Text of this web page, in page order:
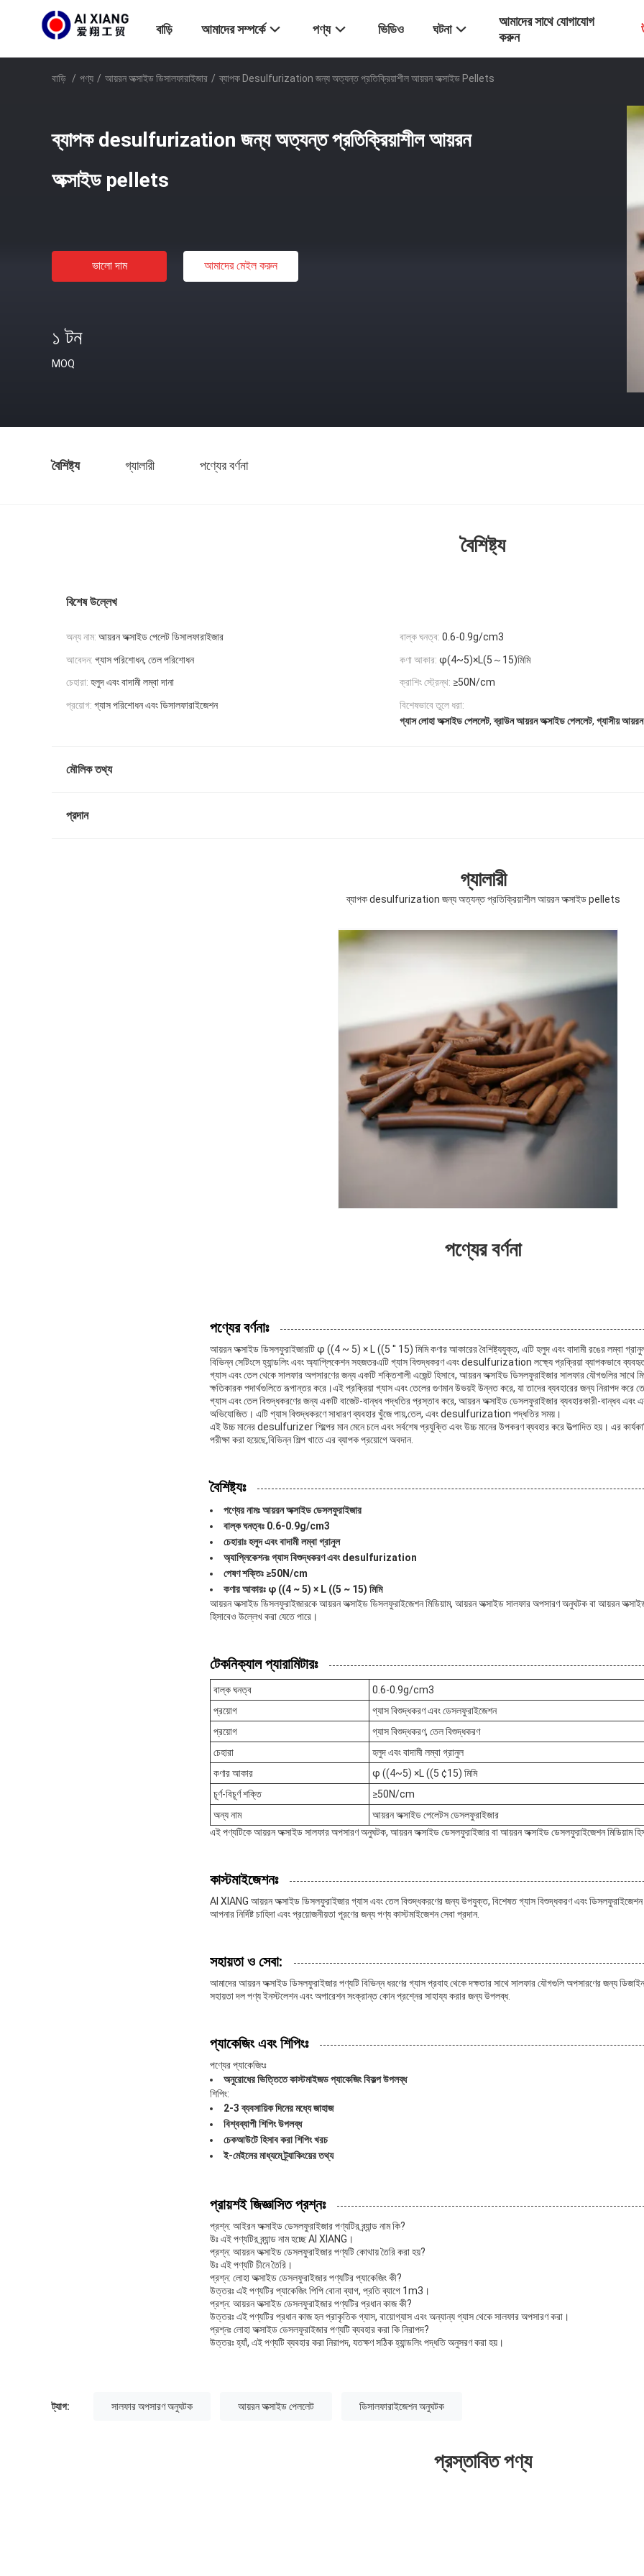
বাড়ি আমাদের সম্পর্কে পণ্য ভিডিও ঘটনা
আমাদের সাথে যোগাযোগ
করুন
বাড়ি / পণ্য / আয়রন অক্সাইড ডিসালফারাইজার / ব্যাপক Desulfurization জন্য অত্যন্ত প্রতিক্রিয়াশীল আয়রন অক্সাইড Pellets
ব্যাপক desulfurization জন্য অত্যন্ত প্রতিক্রিয়াশীল আয়রন
অক্সাইড pellets
ভালো দাম আমাদের মেইল ​​করুন
১ টন
MOQ
বৈশিষ্ট্য গ্যালারী পণ্যের বর্ণনা
বৈশিষ্ট্য
বিশেষ উল্লেখ
অন্য নাম: আয়রন অক্সাইড পেলেট ডিসালফারাইজার বাল্ক ঘনত্ব: 0.6-0.9g/cm3
আবেদন: গ্যাস পরিশোধন, তেল পরিশোধন কণা আকার: φ(4~5)×L(5～15)মিমি
চেহারা: হলুদ এবং বাদামী লম্বা দানা ক্রাশিং স্ট্রেন্থ: ≥50N/cm
প্রয়োগ: গ্যাস পরিশোধন এবং ডিসালফারাইজেশন
বিশেষভাবে তুলে ধরা:
গ্যাস লোহা অক্সাইড পেললেট,ব্রাউন আয়রন অক্সাইড পেললেট, গ্যাসীয়
মৌলিক তথ্য
প্রদান
গ্যালারী
ব্যাপক desulfurization জন্য অত্যন্ত প্রতিক্রিয়াশীল আয়রন অক্সাইড pellets
পণ্যের বর্ণনা
পণ্যের বর্ণনাঃ
আয়রন অক্সাইড ডিসলফুরাইজারটি φ ((4 ~ 5) × L ((5 ′′ 15) মিমি কণার আকারের বৈশিষ্ট্যযুক্ত, এটি হলুদ এবং বাদামী রঙের লম্বা
বিভিন্ন সেটিংসে হ্যান্ডলিং এবং অ্যাপ্লিকেশন সহজতরএটি গ্যাস বিশুদ্ধকরণ এবং desulfurization লক্ষ্যে প্রক্রিয়া ব্যাপকভাবে
গ্যাস এবং তেল থেকে সালফার অপসারণের জন্য একটি শক্তিশালী এজেন্ট হিসাবে, আয়রন অক্সাইড ডিসলফুরাইজার সালফার যৌগগুলির সাথে
ক্ষতিকারক পদার্থগুলিতে রূপান্তর করে।এই প্রক্রিয়া গ্যাস এবং তেলের গুণমান উভয়ই উন্নত করে, যা তাদের ব্যবহারের জন্য নিরাপদ করে
গ্যাস এবং তেল বিশুদ্ধকরণের জন্য একটি বাজেট-বান্ধব পদ্ধতির প্রস্তাব করে, আয়রন অক্সাইড ডেসলফুরাইজার ব্যবহারকারী-বান্ধব এবং
অভিযোজিত। এটি গ্যাস বিশুদ্ধকরণে সাধারণ ব্যবহার খুঁজে পায়,তেল, এবং desulfurization পদ্ধতির সময়।
এই উচ্চ মানের desulfurizer শিল্পের মান মেনে চলে এবং সর্বশেষ প্রযুক্তি এবং উচ্চ মানের উপকরণ ব্যবহার করে উত্পাদিত হয়। এর
পরীক্ষা করা হয়েছে,বিভিন্ন শিল্প খাতে এর ব্যাপক প্রয়োগে অবদান.
বৈশিষ্ট্যঃ
পণ্যের নামঃ আয়রন অক্সাইড ডেসলফুরাইজার
বাল্ক ঘনত্বঃ 0.6-0.9g/cm3
চেহারাঃ হলুদ এবং বাদামী লম্বা গ্রানুল
অ্যাপ্লিকেশনঃ গ্যাস বিশুদ্ধকরণ এবং desulfurization
পেষণ শক্তিঃ ≥50N/cm
কণার আকারঃ φ ((4 ~ 5) × L ((5 ~ 15) মিমি
আয়রন অক্সাইড ডিসলফুরাইজারকে আয়রন অক্সাইড ডিসলফুরাইজেশন মিডিয়াম, আয়রন অক্সাইড সালফার অপসারণ অনুঘটক বা আয়রন
হিসাবেও উল্লেখ করা যেতে পারে।
টেকনিক্যাল প্যারামিটারঃ
বাল্ক ঘনত্ব
0.6-0.9g/cm3
প্রয়োগ
গ্যাস বিশুদ্ধকরণ এবং ডেসলফুরাইজেশন
প্রয়োগ
গ্যাস বিশুদ্ধকরণ, তেল বিশুদ্ধকরণ
চেহারা
হলুদ এবং বাদামী লম্বা গ্রানুল
কণার আকার
φ ((4~5) ×L ((5 ¢15) মিমি
চূর্ণ-বিচূর্ণ শক্তি
≥50N/cm
অন্য নাম
আয়রন অক্সাইড পেলেটস ডেসলফুরাইজার
এই পণ্যটিকে আয়রন অক্সাইড সালফার অপসারণ অনুঘটক, আয়রন অক্সাইড ডেসলফুরাইজার বা আয়রন অক্সাইড ডেসলফুরাইজেশন মিডিয়াম
কাস্টমাইজেশনঃ
AI XIANG আয়রন অক্সাইড ডিসলফুরাইজার গ্যাস এবং তেল বিশুদ্ধকরণের জন্য উপযুক্ত, বিশেষত গ্যাস বিশুদ্ধকরণ এবং
আপনার নির্দিষ্ট চাহিদা এবং প্রয়োজনীয়তা পূরণের জন্য পণ্য কাস্টমাইজেশন সেবা প্রদান.
সহায়তা ও সেবা:
আমাদের আয়রন অক্সাইড ডিসলফুরাইজার পণ্যটি বিভিন্ন ধরণের গ্যাস প্রবাহ থেকে দক্ষতার সাথে সালফার যৌগগুলি অপসারণের জন্য
সহায়তা দল পণ্য ইনস্টলেশন এবং অপারেশন সংক্রান্ত কোন প্রশ্নের সাহায্য করার জন্য উপলব্ধ.
প্যাকেজিং এবং শিপিংঃ
পণ্যের প্যাকেজিংঃ
অনুরোধের ভিত্তিতে কাস্টমাইজড প্যাকেজিং বিকল্প উপলব্ধ
শিপিং:
2-3 ব্যবসায়িক দিনের মধ্যে জাহাজ
বিশ্বব্যাপী শিপিং উপলব্ধ
চেকআউটে হিসাব করা শিপিং খরচ
ই-মেইলের মাধ্যমে ট্র্যাকিংয়ের তথ্য
প্রায়শই জিজ্ঞাসিত প্রশ্নঃ
প্রশ্ন: আইরন অক্সাইড ডেসলফুরাইজার পণ্যটির ব্র্যান্ড নাম কি?
উঃ এই পণ্যটির ব্র্যান্ড নাম হচ্ছে AI XIANG।
প্রশ্ন: আয়রন অক্সাইড ডেসলফুরাইজার পণ্যটি কোথায় তৈরি করা হয়?
উঃ এই পণ্যটি চীনে তৈরি।
প্রশ্ন: লোহা অক্সাইড ডেসলফুরাইজার পণ্যটির প্যাকেজিং কী?
উত্তরঃ এই পণ্যটির প্যাকেজিং পিপি বোনা ব্যাগ, প্রতি ব্যাগে 1m3।
প্রশ্ন: আয়রন অক্সাইড ডেসলফুরাইজার পণ্যটির প্রধান কাজ কী?
উত্তরঃ এই পণ্যটির প্রধান কাজ হল প্রাকৃতিক গ্যাস, বায়োগ্যাস এবং অন্যান্য গ্যাস থেকে সালফার অপসারণ করা।
প্রশ্নঃ লোহা অক্সাইড ডেসলফুরাইজার পণ্যটি ব্যবহার করা কি নিরাপদ?
উত্তরঃ হ্যাঁ, এই পণ্যটি ব্যবহার করা নিরাপদ, যতক্ষণ সঠিক হ্যান্ডলিং পদ্ধতি অনুসরণ করা হয়।
ট্যাগ: সালফার অপসারণ অনুঘটক আয়রন অক্সাইড পেললেট ডিসালফারাইজেশন অনুঘটক
প্রস্তাবিত পণ্য